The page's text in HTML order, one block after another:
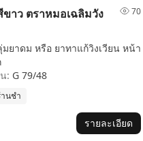
าว ตราหมอเฉลิมวัง 70
ยาดม หรือ ยาทาแก้วิงเวียน หน้า
: G 79/48
นชำ
รายละเอียด